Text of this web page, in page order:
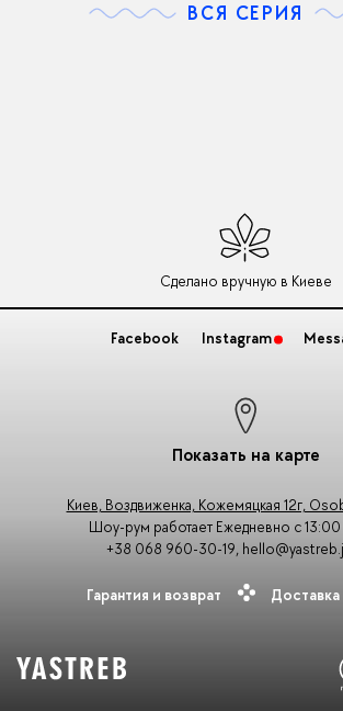
ВСЯ СЕРИЯ
Сделано вручную в Киеве
Facebook Instagram
Показать на карте
Киев, Воздвиженка, Кожемяцкая 12г,
Шоу-рум работает Ежедневно с 13:00
+38 068 960-30-19,
Гарантия и возврат Доставка